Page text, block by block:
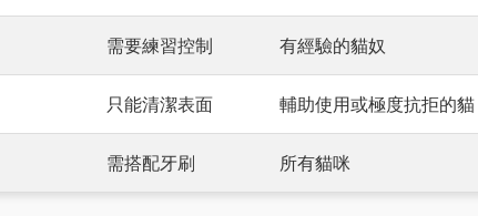
需要練習控制 有經驗的貓奴
只能清潔表面 輔助使用或極度抗拒的貓
需搭配牙刷 所有貓咪